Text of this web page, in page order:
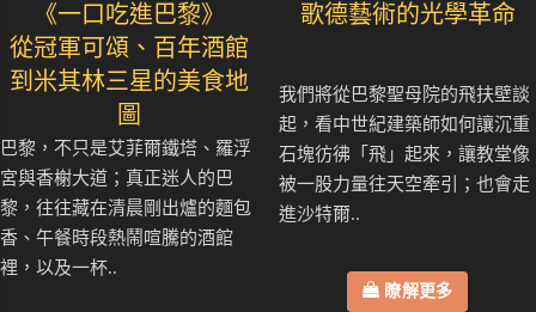
《一口吃進巴黎》
從冠軍可頌、百年酒館
到米其林三星的美食地
圖
巴黎，不只是艾菲爾鐵塔、羅浮
宮與香榭大道；真正迷人的巴
黎，往往藏在清晨剛出爐的麵包
香、午餐時段熱鬧喧騰的酒館
裡，以及一杯..
歌德藝術的光學革命
我們將從巴黎聖母院的飛扶壁談
起，看中世紀建築師如何讓沉重
石塊彷彿「飛」起來，讓教堂像
被一股力量往天空牽引；也會走
進沙特爾..
瞭解更多